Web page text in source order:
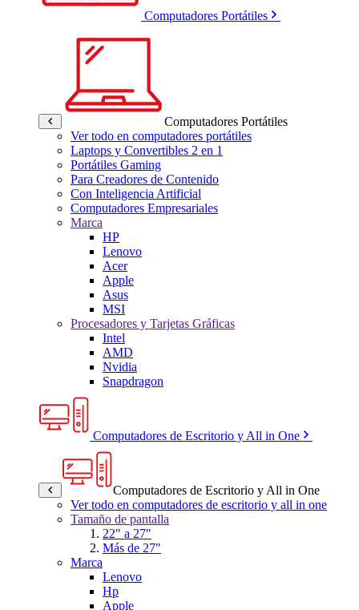
Computadores Portátiles
Computadores Portátiles
Ver todo en computadores portátiles
Laptops y Convertibles 2 en 1
Portátiles Gaming
Para Creadores de Contenido
Con Inteligencia Artificial
Computadores Empresariales
Marca
HP
Lenovo
Acer
Apple
Asus
MSI
Procesadores y Tarjetas Gráficas
Intel
AMD
Nvidia
Snapdragon
Computadores de Escritorio y All in One
Computadores de Escritorio y All in One
Ver todo en computadores de escritorio y all in one
Tamaño de pantalla
22" a 27"
Más de 27"
Marca
Lenovo
Hp
Apple